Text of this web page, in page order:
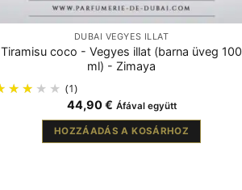
DUBAI VEGYES ILLAT
Tiramisu coco - Vegyes illat (barna üveg 100
ml) - Zimaya
(1)
44,90€ Áfával együtt
HOZZÁADÁS A KOSÁRHOZ